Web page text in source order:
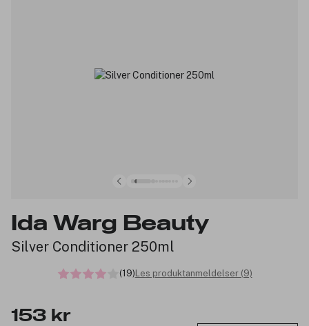
Ida Warg Beauty
Silver Conditioner 250ml
(19) Les produktanmeldelser (9)
153 kr